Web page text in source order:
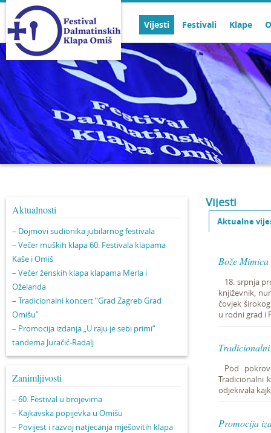
Vijesti Festivali Klape
Aktualnosti
– Dojmovi sudionika jubilarnog festivala
– Večer muških klapa 60. Festivala klapama
Kaše i Omiš
– Večer ženskih klapa klapama Merla i
Oželanda
– Tradicionalni koncert “Grad Zagreb Grad
Omišu”
– Promocija izdanja „U raju je sebi primi“
tandema Juračić-Radalj
Zanimljivosti
– 60. Festival u brojevima
– Kajkavska popijevka u Omišu
– Povijest i razvoj natjecanja mješovitih klapa
Vijesti
Aktualne
Bože
18. srpnja
književnik,
čovjek
u rodni grad i
Pod
Tradicionalni
odjekivala
Promocija